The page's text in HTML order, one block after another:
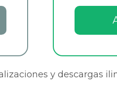
y descargas